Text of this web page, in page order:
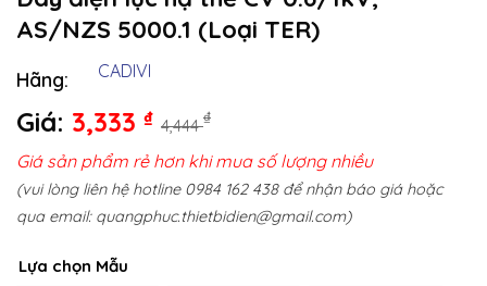
AS/NZS 5000.1 (Loại TER)
Giá: 4,444₫
3,333 ₫
Hãng: CADIVI
Giá sản phẩm rẻ hơn khi mua số lượng nhiều
(vui lòng liên hệ hotline 0984 162 438 để nhận báo giá hoặc
qua email: quangphuc.thietbidien@gmail.com)
Lựa chọn Mẫu